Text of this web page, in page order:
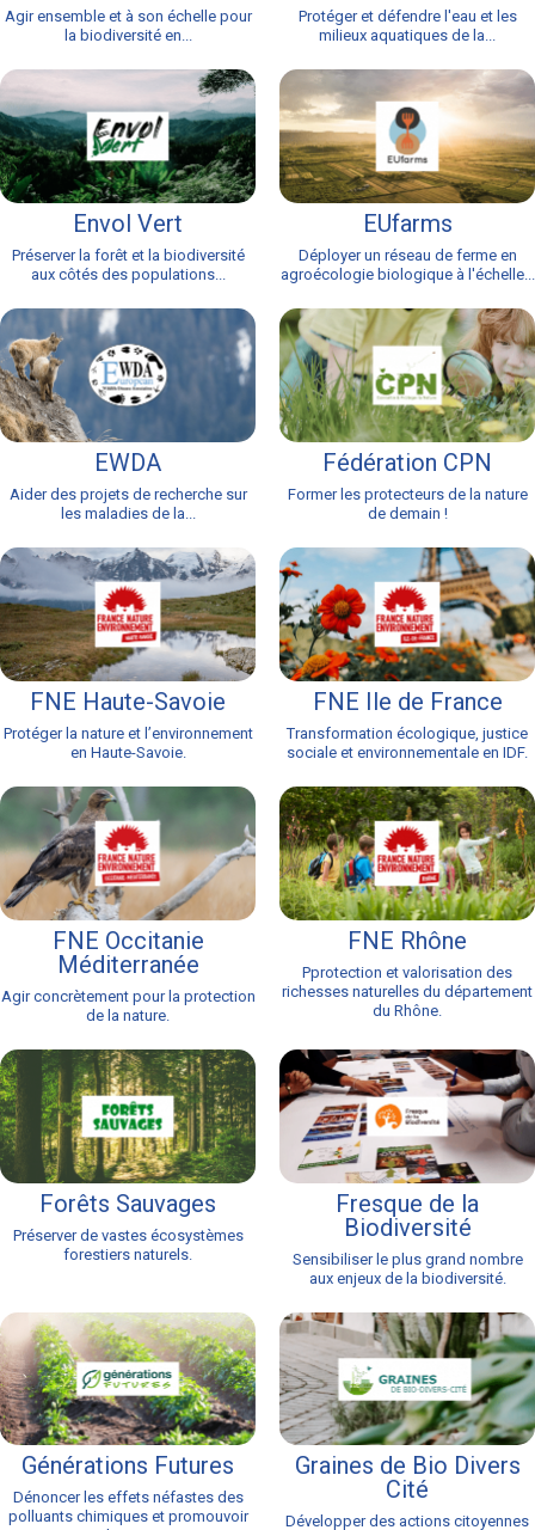
Agir ensemble et à son échelle pour
la biodiversité en...
Protéger et défendre l'eau et les
milieux aquatiques de la...
Envol Vert
Préserver la forêt et la biodiversité
aux côtés des populations...
EUfarms
Déployer un réseau de ferme en
agroécologie biologique à l'échelle...
EWDA
Aider des projets de recherche sur
les maladies de la...
Fédération CPN
Former les protecteurs de la nature
de demain !
FNE Haute-Savoie
Protéger la nature et l’environnement
en Haute-Savoie.
FNE Ile de France
Transformation écologique, justice
sociale et environnementale en IDF.
FNE Occitanie
Méditerranée
Agir concrètement pour la protection
de la nature.
FNE Rhône
Pprotection et valorisation des
richesses naturelles du département
du Rhône.
Forêts Sauvages
Préserver de vastes écosystèmes
forestiers naturels.
Fresque de la
Biodiversité
Sensibiliser le plus grand nombre
aux enjeux de la biodiversité.
Générations Futures
Dénoncer les effets néfastes des
polluants chimiques et promouvoir
Graines de Bio Divers
Cité
Développer des actions citoyennes